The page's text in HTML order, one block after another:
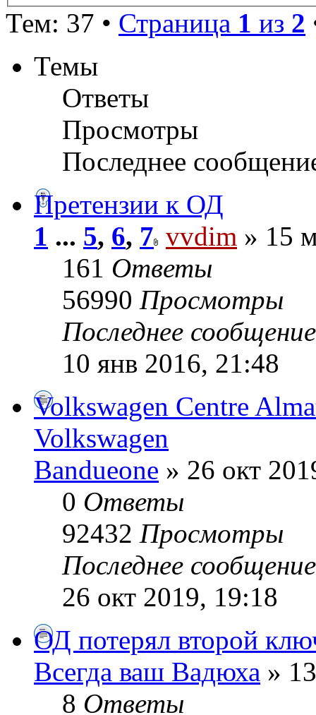
Тем: 37 • Страница 1 из 2
Темы
Ответы
Просмотры
Последнее
Претензии к ОД
1 ... 5, 6, 7 vvdim » 15
161 Ответы
56990 Просмотры
Последнее
10 янв 2016, 21:48
Volkswagen Centre
Volkswagen
Bandueone » 26 окт
0 Ответы
92432 Просмотры
Последнее
26 окт 2019, 19:18
ОД потерял второй
Всегда ваш Вадюха »
8 Ответы